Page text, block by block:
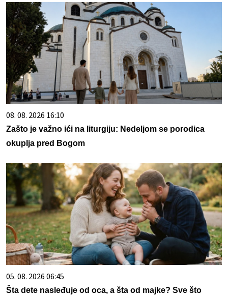
08. 08. 2026 16:10
Zašto je važno ići na liturgiju: Nedeljom se porodica
okuplja pred Bogom
05. 08. 2026 06:45
Šta dete nasleđuje od oca, a šta od majke? Sve što